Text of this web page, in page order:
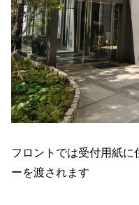
フロントでは受付用紙に
ーを渡されます